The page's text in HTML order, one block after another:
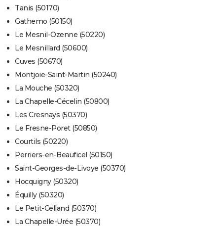
Tanis (50170)
Gathemo (50150)
Le Mesnil-Ozenne (50220)
Le Mesnillard (50600)
Cuves (50670)
Montjoie-Saint-Martin (50240)
La Mouche (50320)
La Chapelle-Cécelin (50800)
Les Cresnays (50370)
Le Fresne-Poret (50850)
Courtils (50220)
Perriers-en-Beauficel (50150)
Saint-Georges-de-Livoye (50370)
Hocquigny (50320)
Équilly (50320)
Le Petit-Celland (50370)
La Chapelle-Urée (50370)